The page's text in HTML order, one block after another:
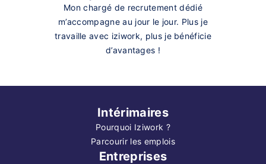
Mon chargé de recrutement dédié
m’accompagne au jour le jour. Plus je
travaille avec iziwork, plus je bénéficie
d’avantages !
Intérimaires
Pourquoi Iziwork ?
Parcourir les emplois
Entreprises